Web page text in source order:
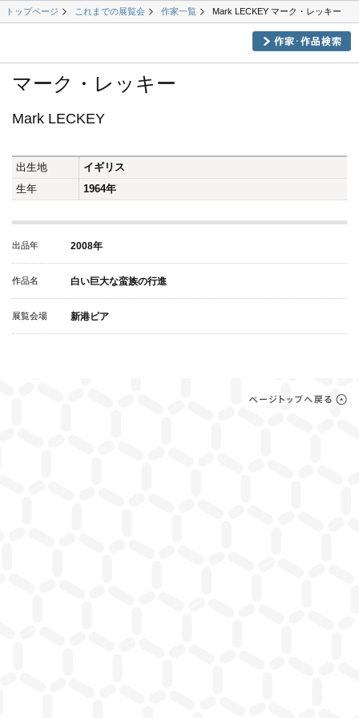
トップページ これまでの展覧会 作家一覧 Mark LECKEY マーク・レッキー
マーク・レッキー
Mark LECKEY
出生地
イギリス
生年
1964年
出品年 2008年
作品名 白い巨大な蛮族の行進
展覧会場 新港ピア